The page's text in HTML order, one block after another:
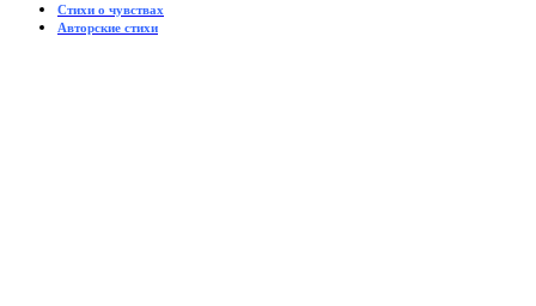
Стихи о чувствах
Авторские стихи